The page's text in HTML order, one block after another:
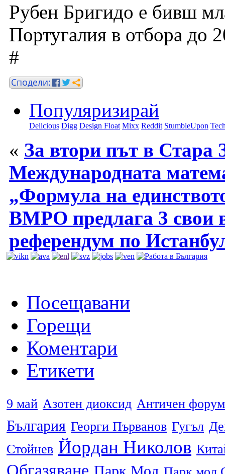
Рубен Бригидо е бивш
Португалия в отбора до
#
Популяризирай
Delicious Digg Design Float Mixx Reddit StumbleUpon
« За втори път в Стара
Международната
„Формула на
ВМРО предлага 3 свои
референдум по
Посещавани
Горещи
Коментари
Етикети
9 май Азотен диоксид Античен форум
България Георги Първанов Гугъл
Стойнев Йордан Николов
Обгазяване